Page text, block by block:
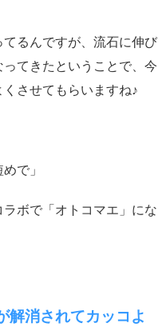
るんですが、流石に伸び
てきたということで、今
させてもらいますね♪
で」
ボで「オトコマエ」にな
解消されてカッコよ